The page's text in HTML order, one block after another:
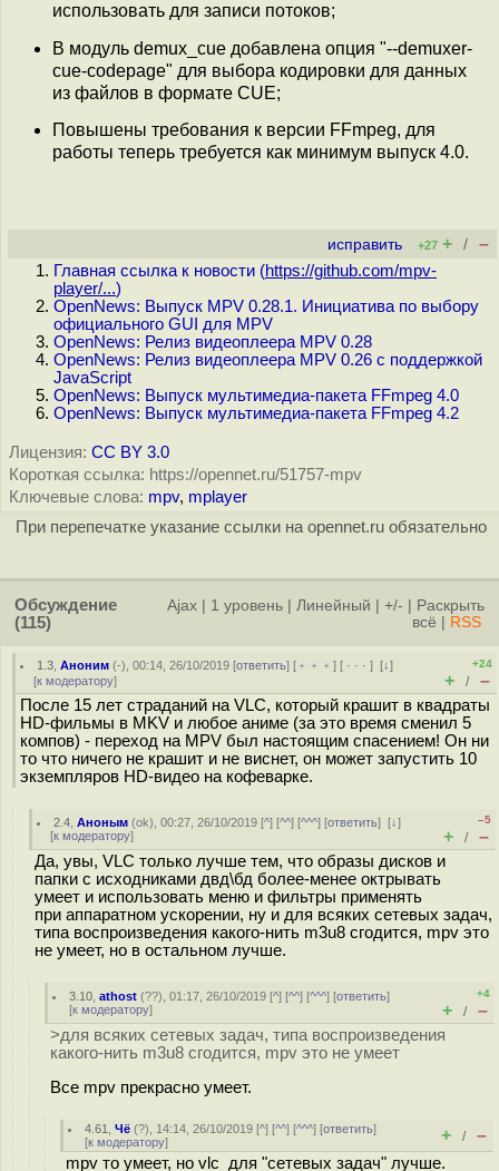
использовать для записи потоков;
В модуль demux_cue добавлена опция "--demuxer-
cue-codepage" для выбора кодировки для данных
из файлов в формате CUE;
Повышены требования к версии FFmpeg, для
работы теперь требуется как минимум выпуск 4.0.
исправить +27 + / –
Главная ссылка к новости (https://github.com/mpv-
player/...)
OpenNews: Выпуск MPV 0.28.1. Инициатива по выбору
официального GUI для MPV
OpenNews: Релиз видеоплеера MPV 0.28
OpenNews: Релиз видеоплеера MPV 0.26 с поддержкой
JavaScript
OpenNews: Выпуск мультимедиа-пакета FFmpeg 4.0
OpenNews: Выпуск мультимедиа-пакета FFmpeg 4.2
Лицензия: CC BY 3.0
Короткая ссылка: https://opennet.ru/51757-mpv
Ключевые слова: mpv, mplayer
При перепечатке указание ссылки на opennet.ru обязательно
Обсуждение
(115)
Ajax 1 уровень Линейный +/-
Раскрыть
всё
RSS
1.3 ,Аноним (-), 00:14, 26/10/2019 [ответить] [ ﹢﹢﹢] [ · · ·][↓]
[к модератору]
+24
+ / –
После 15 лет страданий на VLC, который крашит в квадраты
HD-фильмы в MKV и любое аниме (за это время сменил 5
компов) - переход на MPV был настоящим спасением! Он ни
то что ничего не крашит и не виснет, он может запустить 10
экземпляров HD-видео на кофеварке.
2.4 ,Аноным (ok), 00:27, 26/10/2019 [^] [^^] [^^^] [ответить][↓]
[к модератору]
–5
+ / –
Да, увы, VLC только лучше тем, что образы дисков и
папки с исходниками двд\бд более-менее октрывать
умеет и использовать меню и фильтры применять
при аппаратном ускорении, ну и для всяких сетевых задач,
типа воспроизведения какого-нить m3u8 сгодится, mpv это
не умеет, но в остальном лучше.
3.10 ,athost (??), 01:17, 26/10/2019 [^] [^^] [^^^] [ответить]
[к модератору]
+4
+ / –
>для всяких сетевых задач, типа воспроизведения
какого-нить m3u8 сгодится, mpv это не умеет
Все mpv прекрасно умеет.
4.61 ,Чё (?), 14:14, 26/10/2019 [^] [^^] [^^^] [ответить]
[к модератору] + / –
mpv то умеет, но vlc для "сетевых задач" лучше.